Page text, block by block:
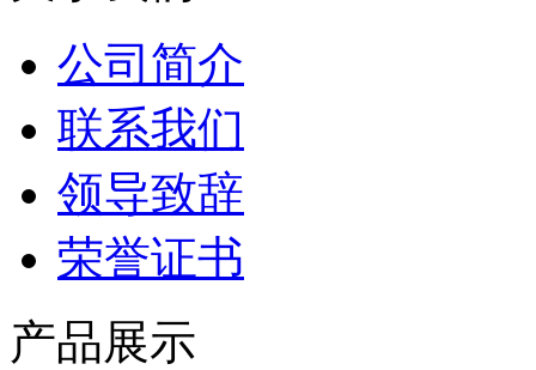
公司简介
联系我们
领导致辞
荣誉证书
产品展示